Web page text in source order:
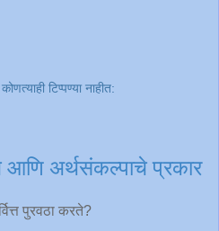
कोणत्याही टिप्पण्‍या नाहीत:
आणि अर्थसंकल्पाचे प्रकार
पुरवठा करते?